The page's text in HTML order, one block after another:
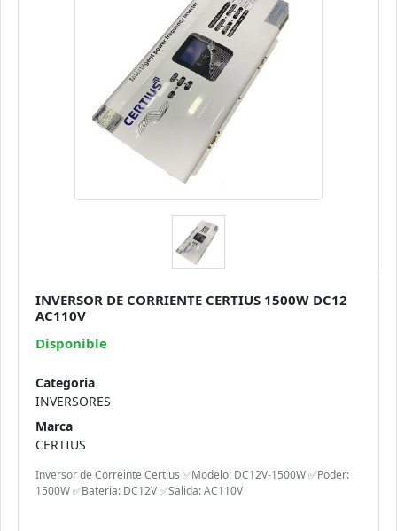
INVERSOR DE CORRIENTE CERTIUS 1500W DC12
AC110V
Disponible
Categoria
INVERSORES
Marca
CERTIUS
Inversor de Correinte Certius ✅Modelo: DC12V-1500W ✅Poder:
1500W ✅Bateria: DC12V ✅Salida: AC110V